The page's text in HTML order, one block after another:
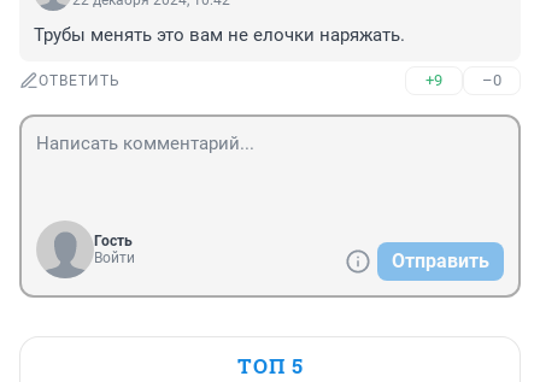
Трубы менять это вам не елочки наряжать.
ОТВЕТИТЬ +9 –0
Гость
Войти
Отправить
ТОП 5